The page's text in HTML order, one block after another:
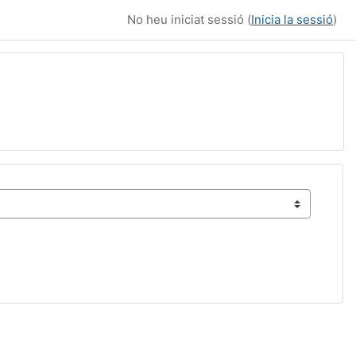
No heu iniciat sessió (Inicia la sessió)